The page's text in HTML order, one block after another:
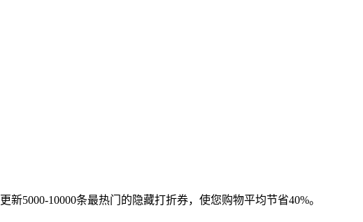
5000-10000条最热门的隐藏打折券，使您购物平均节省40%。